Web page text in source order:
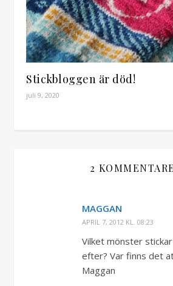
Stickbloggen är död!
juli 9, 2020
2
MAGGAN
APRIL 7, 2012 KL. 08:23
Vilket mönster
efter? Var finns det
Maggan